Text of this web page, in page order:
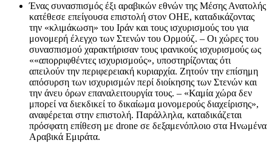
Ένας συνασπισμός έξι αραβικών εθνών της Μέσης Ανατολής
κατέθεσε επείγουσα επιστολή στον ΟΗΕ, καταδικάζοντας
την «κλιμάκωση» του Ιράν και τους ισχυρισμούς του για
μονομερή έλεγχο των Στενών του Ορμούζ. – Οι χώρες του
συνασπισμού χαρακτήρισαν τους ιρανικούς ισχυρισμούς ως
««απορριφθέντες ισχυρισμούς», υποστηρίζοντας ότι
απειλούν την περιφερειακή κυριαρχία. Ζητούν την επίσημη
απόσυρση των ισχυρισμών περί διοίκησης των Στενών και
την άνευ όρων επαναλειτουργία τους. – «Καμία χώρα δεν
μπορεί να διεκδικεί το δικαίωμα μονομερούς διαχείρισης»,
αναφέρεται στην επιστολή. Παράλληλα, καταδικάζεται
πρόσφατη επίθεση με drone σε δεξαμενόπλοιο στα Ηνωμένα
Αραβικά Εμιράτα.